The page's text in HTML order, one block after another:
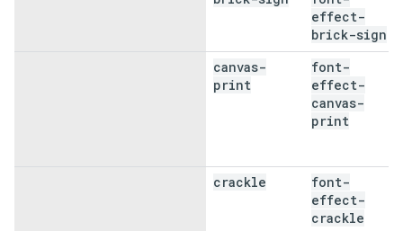
effect-
brick-sign
canvas-
print
font-
effect-
canvas-
print
crackle
font-
effect-
crackle